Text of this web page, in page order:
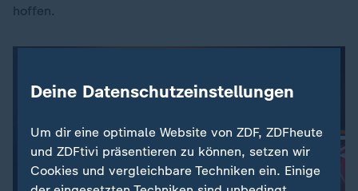
hoffen.
Deine Datenschutzeinstellungen
Um dir eine optimale Website von ZDF, ZDFheute
und ZDFtivi präsentieren zu können, setzen wir
Cookies und vergleichbare Techniken ein. Einige